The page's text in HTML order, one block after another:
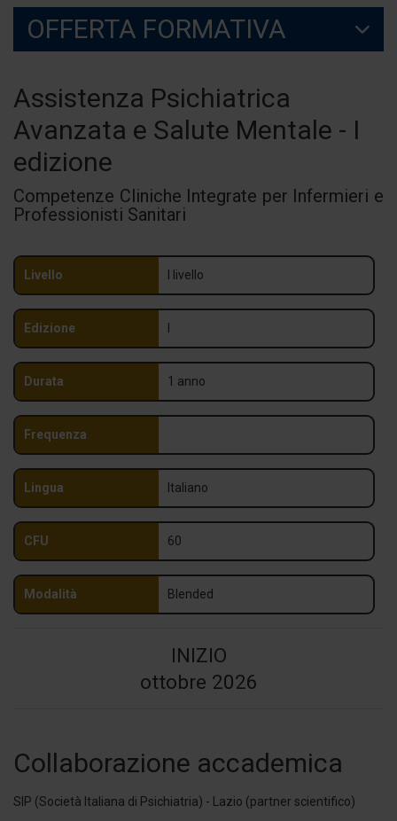
OFFERTA FORMATIVA
Assistenza Psichiatrica
Avanzata e Salute Mentale - I
edizione
Competenze Cliniche Integrate per Infermieri e
Professionisti Sanitari
Livello I livello
Edizione
Durata 1 anno
Frequenza
Lingua Italiano
CFU 60
Modalità Blended
INIZIO
ottobre 2026
Collaborazione accademica
SIP (Società Italiana di Psichiatria) - Lazio (partner scientifico)